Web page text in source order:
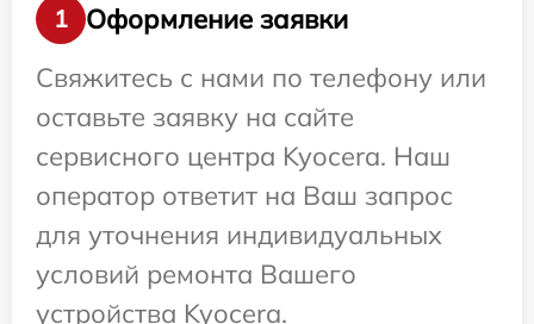
1
Оформление заявки
Свяжитесь с нами по телефону или
оставьте заявку на сайте
сервисного центра Kyocera. Наш
оператор ответит на Ваш запрос
для уточнения индивидуальных
условий ремонта Вашего
устройства Kyocera.